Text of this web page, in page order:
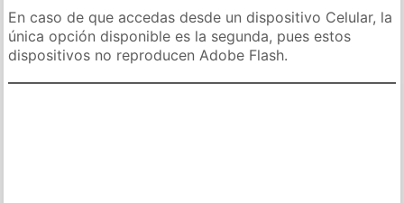
En caso de que accedas desde un dispositivo Celular, la
única opción disponible es la segunda, pues estos
dispositivos no reproducen Adobe Flash.